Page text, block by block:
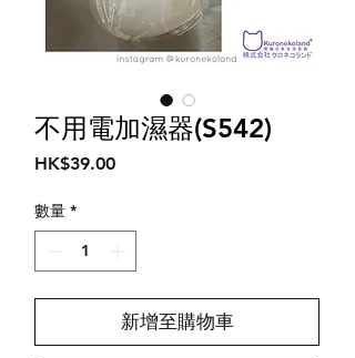
不用電加濕器(S542)
HK$39.00價
數量 *
新增至購物車